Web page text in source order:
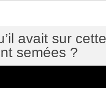
avait sur
semées ?